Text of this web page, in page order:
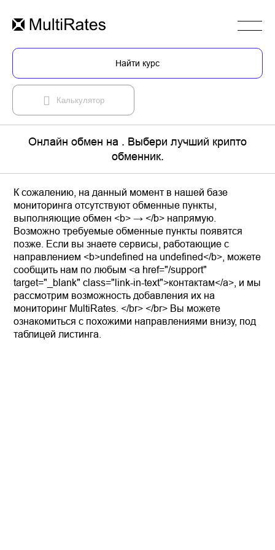
Найти курс
Калькулятор
Онлайн обмен на . Выбери лучший крипто
обменник.
К сожалению, на данный момент в нашей базе
мониторинга отсутствуют обменные пункты,
выполняющие обмен <b> → </b> напрямую.
Возможно требуемые обменные пункты появятся
позже. Если вы знаете сервисы, работающие с
направлением <b>undefined на undefined</b>, можете
сообщить нам по любым <a href="/support"
target="_blank" class="link-in-text">контактам</a>, и мы
рассмотрим возможность добавления их на
мониторинг MultiRates. </br> </br> Вы можете
ознакомиться с похожими направлениями внизу, под
таблицей листинга.